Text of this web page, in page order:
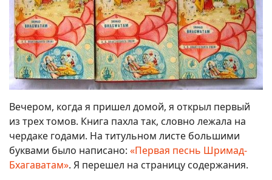
Вечером, когда я пришел домой, я открыл первый
из трех томов. Книга пахла так, словно лежала на
чердаке годами. На титульном листе большими
буквами было написано: «Первая песнь Шримад-
Бхагаватам». Я перешел на страницу содержания.